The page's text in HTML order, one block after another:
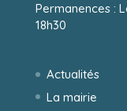
Permanences :
18h30
Actualités
La mairie